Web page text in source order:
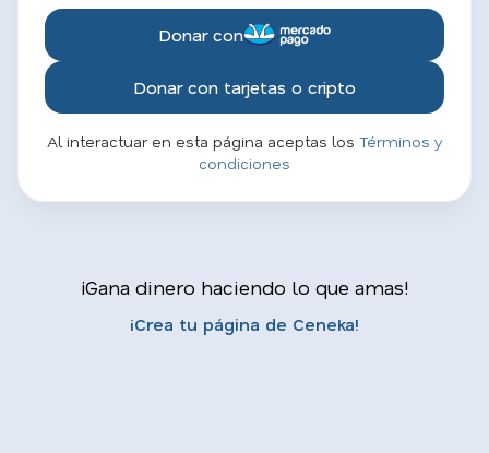
Donar con
Donar con tarjetas o cripto
Al interactuar en esta página aceptas los Términos y
condiciones
¡Gana dinero haciendo lo que amas!
¡Crea tu página de Ceneka!